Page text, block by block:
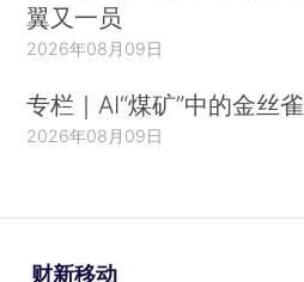
翼又一员
2026年08月09日
专栏｜AI“煤矿”中的金丝雀
2026年08月09日
财新移动